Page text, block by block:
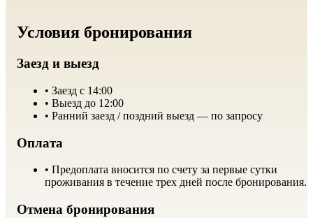
Условия бронирования
Заезд и выезд
• Заезд с 14:00
• Выезд до 12:00
• Ранний заезд / поздний выезд — по запросу
Оплата
• Предоплата вносится по счету за первые сутки
проживания в течение трех дней после бронирования.
Отмена бронирования